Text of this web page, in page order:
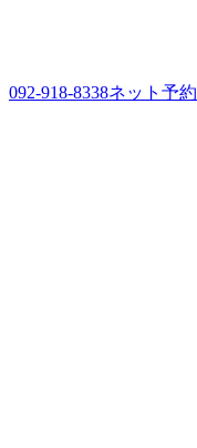
092-918-8338ネット予約